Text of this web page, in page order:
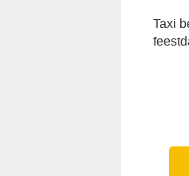
Taxi